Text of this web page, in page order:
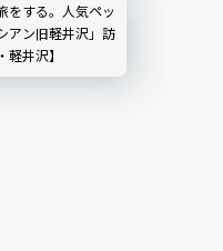
をする。人気ペッ
アン旧軽井沢」訪
井沢】